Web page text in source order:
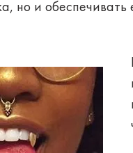
но и обеспечивать